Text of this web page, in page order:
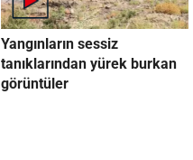
Yangınların sessiz
tanıklarından yürek burkan
görüntüler